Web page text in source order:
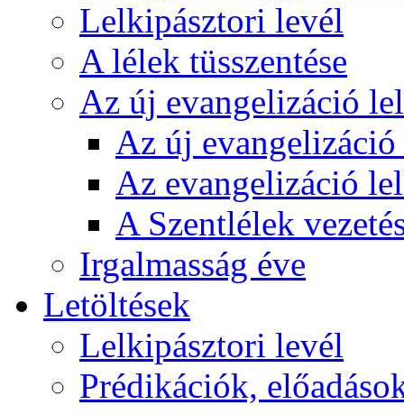
Lelkipásztori levél
A lélek tüsszentése
Az új evangelizáció
Az új
Az evangelizáció
A Szentlélek
Irgalmasság éve
Letöltések
Lelkipásztori levél
Prédikációk,